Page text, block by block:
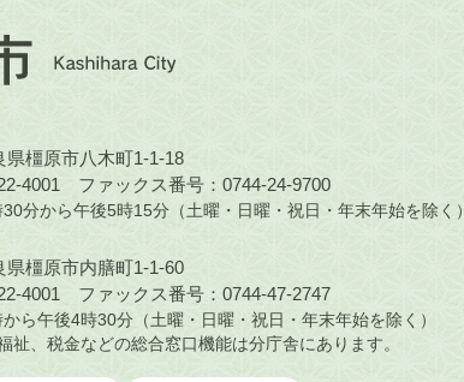
橿原市八木町1-1-18
4001 ファックス番号：0744-24-9700
分から午後5時15分（土曜・日曜・祝日・年末年始を除く）
橿原市内膳町1-1-60
4001 ファックス番号：0744-47-2747
ら午後4時30分（土曜・日曜・祝日・年末年始を除く）
祉、税金などの総合窓口機能は分庁舎にあります。